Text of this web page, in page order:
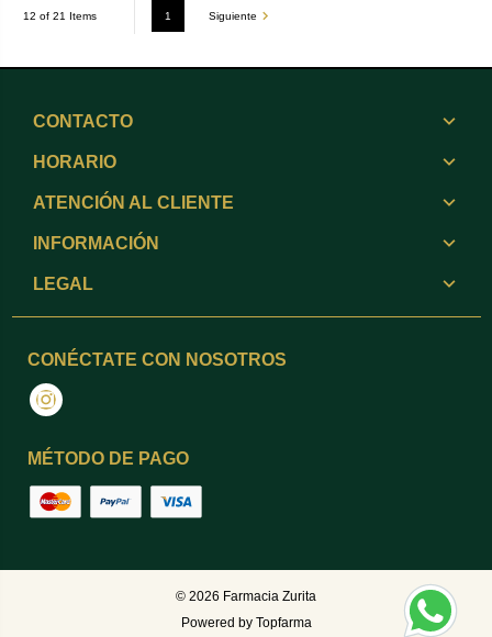
12 of 21 Items 1 Siguiente
CONTACTO
HORARIO
ATENCIÓN AL CLIENTE
INFORMACIÓN
LEGAL
CONÉCTATE CON NOSOTROS
Instagram
MÉTODO DE PAGO
© 2026 Farmacia Zurita
Powered by Topfarma